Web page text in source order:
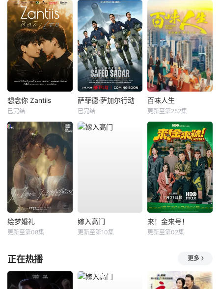
想念你 Zantiis
已完结
萨菲德·萨加尔行动
已完结
百味人生
更新至第252集
绘梦婚礼
更新至第08集
嫁入高门
更新至第10集
来！金来号！
更新至第02集
正在热播 更多